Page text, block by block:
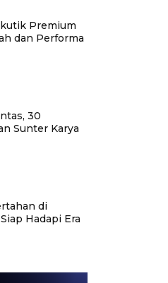
Premium
dan Performa
30
Sunter Karya
di
Hadapi Era